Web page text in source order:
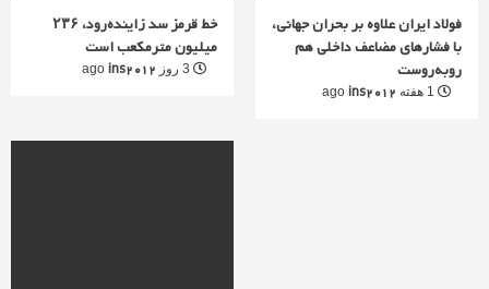
خط قرمز سد زاینده‌رود، ۲۳۶
میلیون مترمکعب است
ins2012
فولاد ایران علاوه بر بحران جهانی،
با فشارهای مضاعف داخلی هم
روبه‌روست
ins2012